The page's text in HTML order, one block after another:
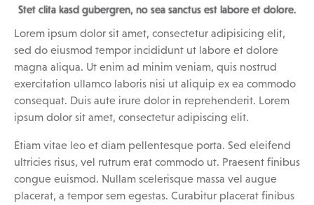
Stet clita kasd gubergren, no sea sanctus est labore et dolore.
Lorem ipsum dolor sit amet, consectetur adipisicing elit,
sed do eiusmod tempor incididunt ut labore et dolore
magna aliqua. Ut enim ad minim veniam, quis nostrud
exercitation ullamco laboris nisi ut aliquip ex ea commodo
consequat. Duis aute irure dolor in reprehenderit. Lorem
ipsum dolor sit amet, consectetur adipiscing elit.
Etiam vitae leo et diam pellentesque porta. Sed eleifend
ultricies risus, vel rutrum erat commodo ut. Praesent finibus
congue euismod. Nullam scelerisque massa vel augue
placerat, a tempor sem egestas. Curabitur placerat finibus